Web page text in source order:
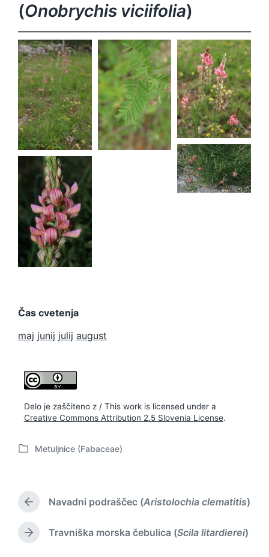
(Onobrychis viciifolia)
Onobrychis
viciifolia
Onobrychis
viciifolia
Onobrychis
viciifolia
Onobrychis
viciifolia
Onobrychis
viciifolia
Čas cvetenja
maj junij julij august
Delo je zaščiteno z / This work is licensed under a
Creative Commons Attribution 2.5 Slovenia License.
P
e
i
n
Metuljnice (Fabaceae)
P
r
e
v
Navadni podraščec (Aristolochia clematitis)
N
Travniška morska čebulica (Scila litardierei)